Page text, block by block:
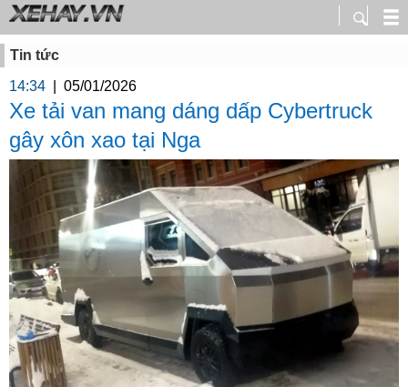
Tin tức
14:34
05/01/2026
Xe tải van mang dáng dấp Cybertruck
gây xôn xao tại Nga